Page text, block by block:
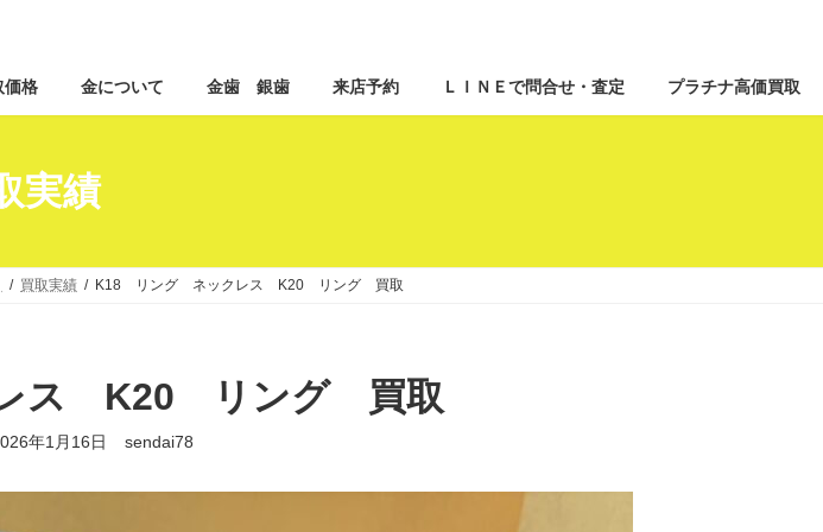
ン
テ
ツ
へ
ッ
プ
ビ
ゲ
シ
ョ
移
動
価格 金について 金歯 銀歯 来店予約 ＬＩＮＥで問合せ・査定 プラチナ高価買取
実績
買取実績 K18 リング ネックレス K20 リング 買取
ス K20 リング 買取
年1月16日 sendai78